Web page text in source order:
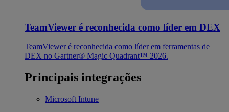
TeamViewer é reconhecida como líder em DEX
TeamViewer é reconhecida como líder em ferramentas de
DEX no Gartner® Magic Quadrant™ 2026.
Principais integrações
Microsoft Intune